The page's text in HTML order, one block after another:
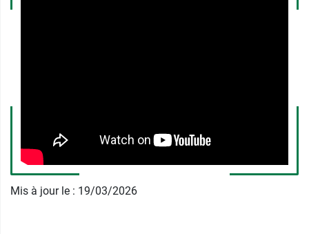
Notre engagement pour la biodiversité
Nos 110 variétés de plantes et actifs issus
de la nature sont rigoureusement
s'engagent à nos côtés pour garantir
Mis à jour le : 19/03/2026